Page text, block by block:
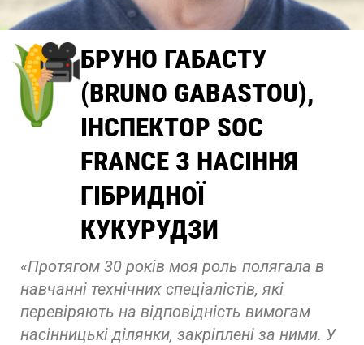
БРУНО ГАБАСТУ
(BRUNO GABASTOU),
ІНСПЕКТОР SOC
FRANCE З НАСІННЯ
ГІБРИДНОЇ
КУКУРУДЗИ
«Протягом 30 років моя роль полягала в
навчанні технічних спеціалістів, які
перевіряють на відповідність вимогам
насінницькі ділянки, закріплені за ними. У